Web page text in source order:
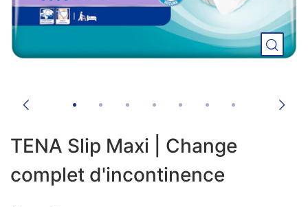
TENA Slip Maxi | Change
complet d'incontinence